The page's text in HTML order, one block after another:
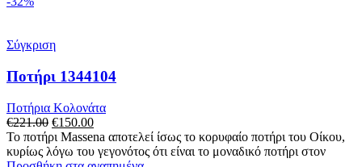
Σύγκριση
Ποτήρι 1344104
Ποτήρια Κολονάτα
€221.00 Original
price
was:
€150.00Η
τρέχουσα
τιμή
Το ποτήρι Massena αποτελεί ίσως το κορυφαίο ποτήρι του Οίκου,
κυρίως λόγω του γεγονότος ότι είναι το μοναδικό ποτήρι στον